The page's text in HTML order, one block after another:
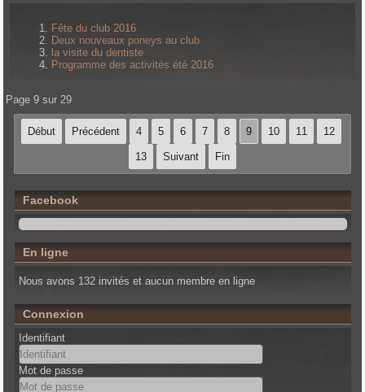
Fête du club 2016
Deux nouveaux poneys au club
la visite du dentiste
Programme des activités été 2016
Page 9 sur 29
Début Précédent 4 5 6 7 8 9 10 11 12
13 Suivant Fin
Facebook
En ligne
Nous avons 132 invités et aucun membre en ligne
Connexion
Identifiant
Mot de passe